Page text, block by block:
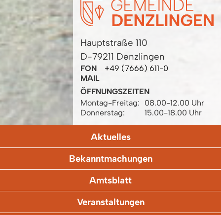
Hauptstraße 110
D-79211 Denzlingen
FON
+49 (7666) 611-0
MAIL
ÖFFNUNGSZEITEN
Montag-Freitag:
08.00-12.00 Uhr
Donnerstag:
15.00-18.00 Uhr
Aktuelles
Bekanntmachungen
Amtsblatt
Veranstaltungen